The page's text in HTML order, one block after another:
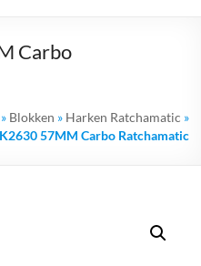
Carbo
Blokken » Harken Ratchamatic »
57MM Carbo Ratchamatic